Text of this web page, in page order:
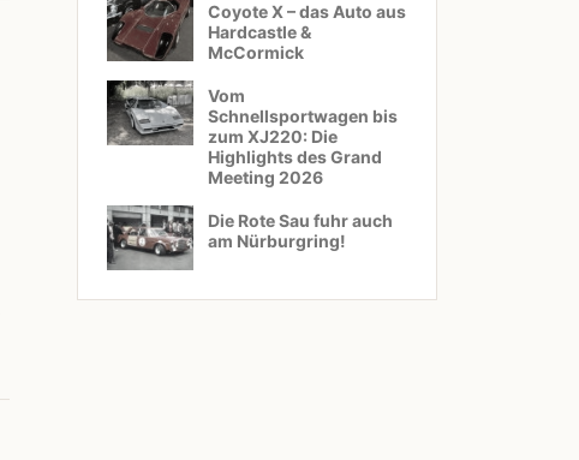
Coyote X – das Auto aus
Hardcastle &
McCormick
Vom
Schnellsportwagen bis
zum XJ220: Die
Highlights des Grand
Meeting 2026
Die Rote Sau fuhr auch
am Nürburgring!